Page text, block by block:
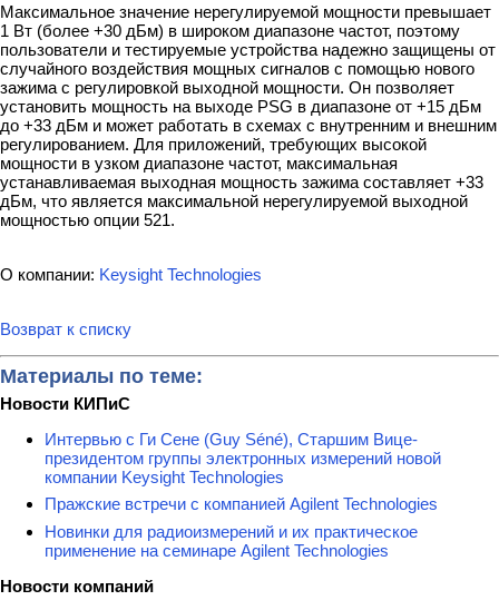
Максимальное значение нерегулируемой мощности превышает
1 Вт (более +30 дБм) в широком диапазоне частот, поэтому
пользователи и тестируемые устройства надежно защищены от
случайного воздействия мощных сигналов с помощью нового
зажима с регулировкой выходной мощности. Он позволяет
установить мощность на выходе PSG в диапазоне от +15 дБм
до +33 дБм и может работать в схемах с внутренним и внешним
регулированием. Для приложений, требующих высокой
мощности в узком диапазоне частот, максимальная
устанавливаемая выходная мощность зажима составляет +33
дБм, что является максимальной нерегулируемой выходной
мощностью опции 521.
О компании: Keysight Technologies
Возврат к списку
Материалы по теме:
Новости КИПиС
Интервью с Ги Сене (Guy Séné), Старшим Вице-
президентом группы электронных измерений новой
компании Keysight Technologies
Пражские встречи с компанией Agilent Technologies
Новинки для радиоизмерений и их практическое
применение на семинаре Agilent Technologies
Новости компаний